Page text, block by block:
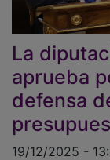
La
aprueba
defensa
19/12/2025 -